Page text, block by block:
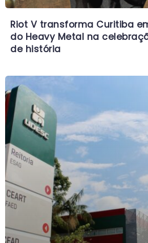
Riot V transforma Curitiba
do Heavy Metal na
de história